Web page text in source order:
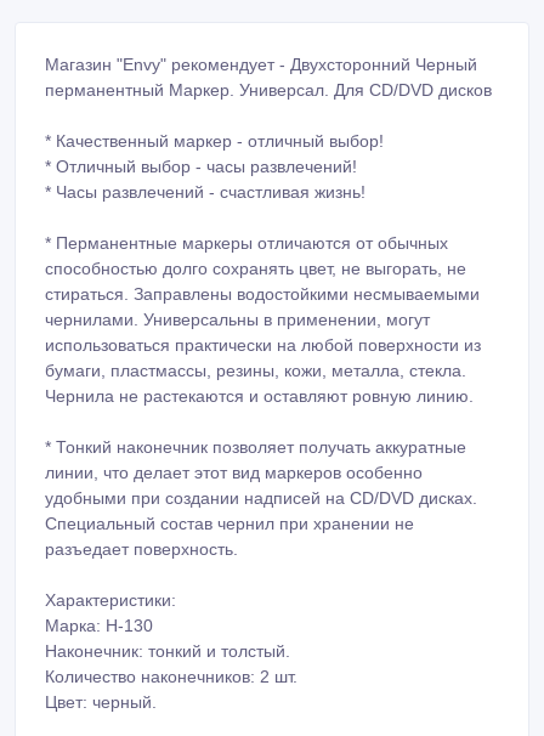
Магазин "Envy" рекомендует - Двухсторонний Черный
перманентный Маркер. Универсал. Для CD/DVD дисков
* Качественный маркер - отличный выбор!
* Отличный выбор - часы развлечений!
* Часы развлечений - счастливая жизнь!
*️ Перманентные маркеры отличаются от обычных
способностью долго сохранять цвет, не выгорать, не
стираться. Заправлены водостойкими несмываемыми
чернилами. Универсальны в применении, могут
использоваться практически на любой поверхности из
бумаги, пластмассы, резины, кожи, металла, стекла.
Чернила не растекаются и оставляют ровную линию.
*️ Тонкий наконечник позволяет получать аккуратные
линии, что делает этот вид маркеров особенно
удобными при создании надписей на CD/DVD дисках.
Специальный состав чернил при хранении не
разъедает поверхность.
Характеристики:
Марка: H-130
Наконечник: тонкий и толстый.
Количество наконечников: 2 шт.
Цвет: черный.